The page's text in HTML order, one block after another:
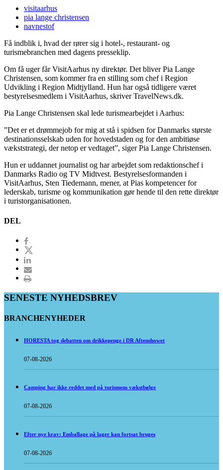
visitaarhus
pia lange christensen
navnestof
Få indblik i, hvad der rører sig i hotel-, restaurant- og
turismebranchen med dagens presseklip.
Om få uger får VisitAarhus ny direktør. Det bliver Pia Lange
Christensen, som kommer fra en stilling som chef i Region
Udvikling i Region Midtjylland. Hun har også tidligere været
bestyrelsesmedlem i VisitAarhus, skriver TravelNews.dk.
Pia Lange Christensen skal lede turismearbejdet i Aarhus:
”Det er et drømmejob for mig at stå i spidsen for Danmarks største
destinationsselskab uden for hovedstaden og for den ambitiøse
vækststrategi, der netop er vedtaget”, siger Pia Lange Christensen.
Hun er uddannet journalist og har arbejdet som redaktionschef i
Danmarks Radio og TV Midtvest. Bestyrelsesformanden i
VisitAarhus, Sten Tiedemann, mener, at Pias kompetencer for
lederskab, turisme og kommunikation gør hende til den rette direktør
i turistorganisationen.
DEL
SENESTE NYHEDSBREV
BRANCHENYHEDER
HORESTA tog debatten om drikkepenge i DR Aftenshowet
07-08-2026
Camping har ikke reddet med på turismens vækstbølge
07-08-2026
Efter nye krav: Emballage på lager kan fortsat bruges
07-08-2026